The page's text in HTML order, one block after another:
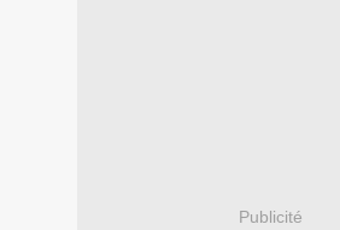
Publicité